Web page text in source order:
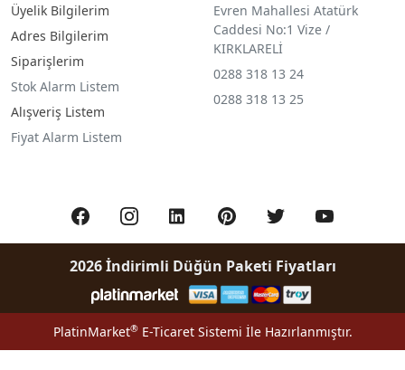
Üyelik Bilgilerim
Adres Bilgilerim
Siparişlerim
Stok Alarm Listem
Alışveriş Listem
Fiyat Alarm Listem
Evren Mahallesi Atatürk
Caddesi No:1 Vize /
KIRKLARELİ
0288 318 13 24
0288 318 13 25
2026 İndirimli Düğün Paketi Fiyatları
PlatinMarket®E-Ticaret Sistemi İle Hazırlanmıştır.